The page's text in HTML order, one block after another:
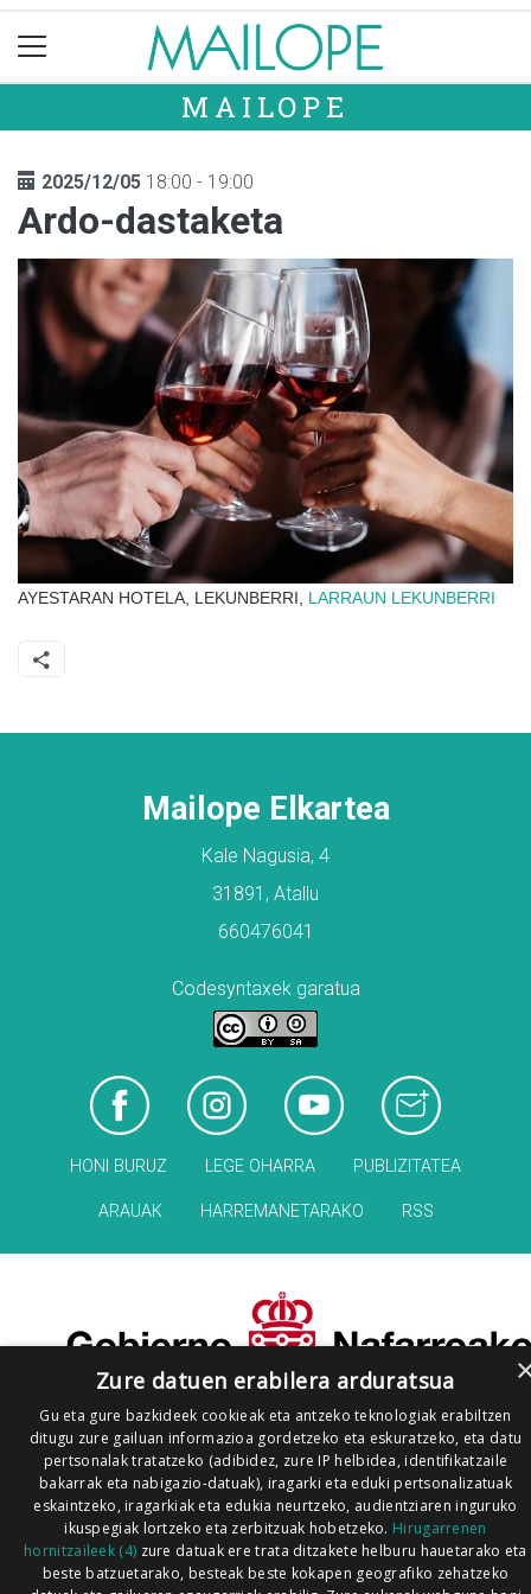
MAILOPE
2025/12/05 18:00 - 19:00
Ardo-dastaketa
AYESTARAN HOTELA, LEKUNBERRI, LARRAUN LEKUNBERRI
Mailope Elkartea
Kale Nagusia, 4
31891, Atallu
660476041
Codesyntaxek garatua
HONI BURUZ LEGE OHARRA PUBLIZITATEA
ARAUAK HARREMANETARAKO RSS
Zure datuen erabilera arduratsua
Gu eta gure bazkideek cookieak eta antzeko teknologiak erabiltzen
ditugu zure gailuan informazioa gordetzeko eta eskuratzeko, eta datu
pertsonalak tratatzeko (adibidez, zure IP helbidea, identifikatzaile
bakarrak eta nabigazio-datuak), iragarki eta eduki pertsonalizatuak
eskaintzeko, iragarkiak eta edukia neurtzeko, audientziaren inguruko
ikuspegiak lortzeko eta zerbitzuak hobetzeko. Hirugarrenen
hornitzaileek (4) zure datuak ere trata ditzakete helburu hauetarako eta
beste batzuetarako, besteak beste kokapen geografiko zehatzeko